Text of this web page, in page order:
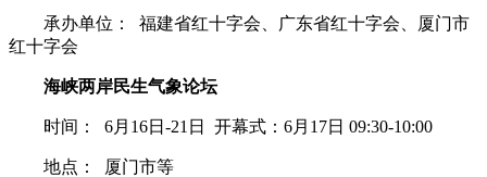
承办单位： 福建省红十字会、广东省红十字会、厦门市
红十字会
海峡两岸民生气象论坛
时间： 6月16日-21日 开幕式：6月17日 09:30-10:00
地点： 厦门市等